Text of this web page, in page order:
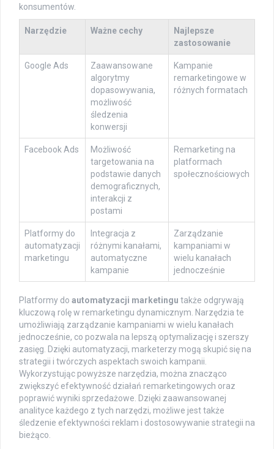
konsumentów.
Narzędzie Ważne cechy
Najlepsze
zastosowanie
Google Ads
Zaawansowane
algorytmy
dopasowywania,
możliwość
śledzenia
konwersji
Kampanie
remarketingowe w
różnych formatach
Facebook Ads
Możliwość
targetowania na
podstawie danych
demograficznych,
interakcji z
postami
Remarketing na
platformach
społecznościowych
Platformy do
automatyzacji
marketingu
Integracja z
różnymi kanałami,
automatyczne
kampanie
Zarządzanie
kampaniami w
wielu kanałach
jednocześnie
Platformy do automatyzacji marketingu także odgrywają
kluczową rolę w remarketingu dynamicznym. Narzędzia te
umożliwiają zarządzanie kampaniami w wielu kanałach
jednocześnie, co pozwala na lepszą optymalizację i szerszy
zasięg. Dzięki automatyzacji, marketerzy mogą skupić się na
strategii i twórczych aspektach swoich kampanii.
Wykorzystując powyższe narzędzia, można znacząco
zwiększyć efektywność działań remarketingowych oraz
poprawić wyniki sprzedażowe. Dzięki zaawansowanej
analityce każdego z tych narzędzi, możliwe jest także
śledzenie efektywności reklam i dostosowywanie strategii na
bieżąco.